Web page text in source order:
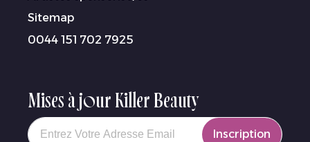
Sitemap
0044 151 702 7925
Mises à jour Killer Beauty
Your email
Inscription